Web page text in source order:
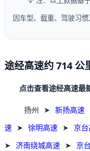
因车型、载重、驾驶习
途经高速约 714 公
点击查看途经高速最
扬州 ➤ 新扬高速
速
➤ 徐明高速 ➤ 京
➤ 济南绕城高速 ➤ 京